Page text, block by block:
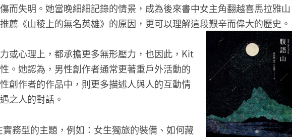
而失明。她當晚細細記錄的情景，成為後來書中女主角翻越喜馬拉雅山
薦《山稜上的無名英雄》的原因，更可以理解這段艱辛而偉大的歷史。
或心理上，都承擔更多無形壓力，也因此，Kit
。她認為，男性創作者通常更著重戶外活動的
創作者的作品中，則更多描述人與人的互動情
之人的對話。
務型的主題，例如：女生獨旅的裝備、如何藏